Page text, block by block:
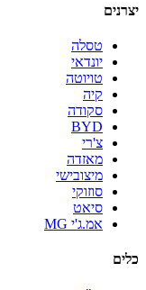
יצרנים
טסלה
יונדאי
טויוטה
קיה
סקודה
BYD
צ'רי
מאזדה
מיצובישי
סוזוקי
סיאט
אמ.ג'י MG
כלים